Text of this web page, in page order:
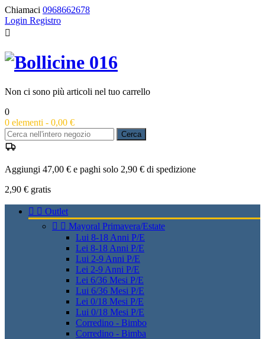
Chiamaci 0968662678
Login Registro

Non ci sono più articoli nel tuo carrello
0
0 elementi - 0,00 €
Cerca
Aggiungi 47,00 € e paghi solo 2,90 € di spedizione
2,90 € gratis
  Outlet
  Mayoral Primavera/Estate
Lui 8-18 Anni P/E
Lei 8-18 Anni P/E
Lui 2-9 Anni P/E
Lei 2-9 Anni P/E
Lei 6/36 Mesi P/E
Lui 6/36 Mesi P/E
Lei 0/18 Mesi P/E
Lui 0/18 Mesi P/E
Corredino - Bimbo
Corredino - Bimba